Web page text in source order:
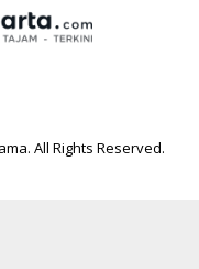
All Rights Reserved.